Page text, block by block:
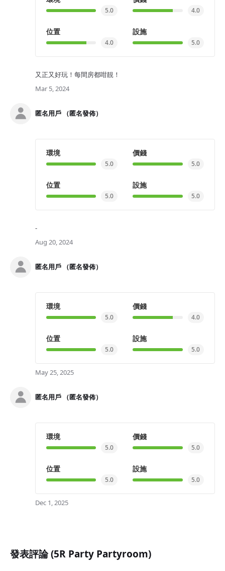
5.0 4.0
位置
4.0
設施
5.0
又正又好玩！每間房都咁靚！
Mar 5, 2024
匿名用戶 （匿名發佈）
環境
5.0
價錢
5.0
位置
5.0
設施
5.0
-
Aug 20, 2024
匿名用戶 （匿名發佈）
環境
5.0
價錢
4.0
位置
5.0
設施
5.0
May 25, 2025
匿名用戶 （匿名發佈）
環境
5.0
價錢
5.0
位置
5.0
設施
5.0
Dec 1, 2025
發表評論 (5R Party Partyroom)